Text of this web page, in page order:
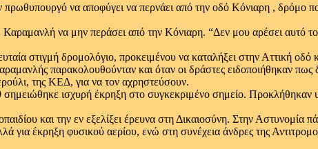
να αποφύγει να περνάει από την οδό Κόνιαρη , δρόμο
να μην περάσει από την Κόνιαρη. “Δεν μου αρέσει αυτό
στιγμή δρομολόγιο, προκειμένου να καταλήξει στην Αττική οδό
παρακολουθούνταν και όταν οι δράστες ειδοποιήθηκαν
της ΚΕΔ, για να τον αχρηστεύσουν.
ισχυρή έκρηξη στο συγκεκριμένο σημείο. Προκλήθηκαν
και την εν εξελίξει έρευνα στη Δικαιοσύνη. Στην Αστυνομία
για έκρηξη φυσικού αερίου, ενώ στη συνέχεια άνδρες της